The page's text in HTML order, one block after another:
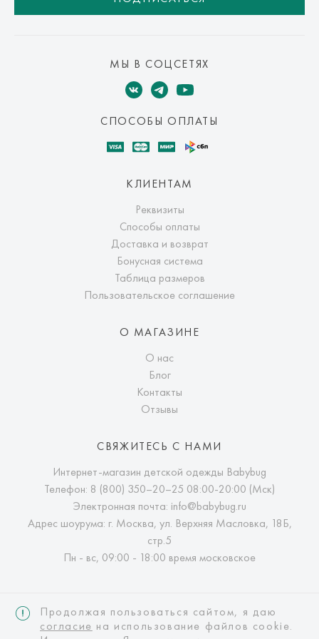
МЫ В СОЦСЕТЯХ
СПОСОБЫ ОПЛАТЫ
КЛИЕНТАМ
Реквизиты
Способы оплаты
Доставка и возврат
Бонусная система
Таблица размеров
Пользовательское соглашение
О МАГАЗИНЕ
О нас
Блог
Контакты
Отзывы
СВЯЖИТЕСЬ С НАМИ
Интернет-магазин детской одежды Babybug
Телефон: 8 (800) 350–20–25 08:00-20:00 (Мск)
Электронная почта: info@babybug.ru
Адрес шоурума: г. Москва, ул. Верхняя Масловка, 18Б,
стр.5
Пн - вс, 09:00 - 18:00 время московское
Продолжая пользоваться сайтом, я даю
согласие на использование файлов cookie.